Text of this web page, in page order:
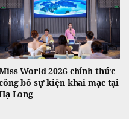
World 2026 chính thức
bố sự kiện khai mạc tại
Long